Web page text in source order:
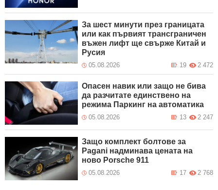
За шест минути през границата
или как първият трансграничен
въжен лифт ще свърже Китай и
Русия
05.08.2026 2 472
19
Опасен навик или защо не бива
да разчитате единствено на
режима Паркинг на автоматика
05.08.2026 2 247
13
Защо комплект болтове за
Pagani надминава цената на
ново Porsche 911
05.08.2026 2 768
17